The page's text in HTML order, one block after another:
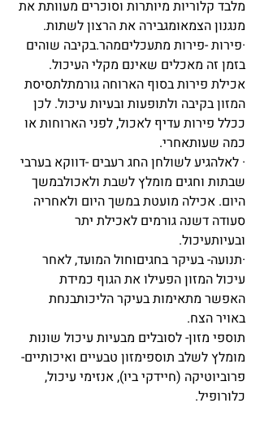
מלבד קלוריות מיותרות וסוכרים מעוותת את
מנגנון הצמאומגבירה את הרצון לשתות.
·פירות -פירות מתעכליםמהר.בקיבה שוהים
בזמן זה מאכלים שאינם מקלי העיכול.
אכילת פירות בסוף הארוחה גורמתלתסיסת
המזון בקיבה ולתופעות ובעיות עיכול. לכן
ככלל פירות עדיף לאכול, לפני הארוחות או
כמה שעותאחרי.
· לאלהגיע לשולחן החג רעבים -דווקא בערבי
שבתות וחגים מומלץ לשבת ולאכולבמשך
היום. אכילה מועטת במשך היום ולאחריה
סעודה דשנה גורמים לאכילת יתר
ובעיותעיכול.
·תנועה- בעיקר בחגיםוחול המועד, לאחר
עיכול המזון הפעילו את הגוף כמידת
האפשר מתאימות בעיקר הליכותבנחת
באויר הצח.
תוספי מזון- לסובלים מבעיות עיכול שונות
מומלץ לשלב תוספימזון טבעיים ואיכותיים-
פרוביוטיקה (חיידקי ביו), אנזימי עיכול,
כלורופיל.